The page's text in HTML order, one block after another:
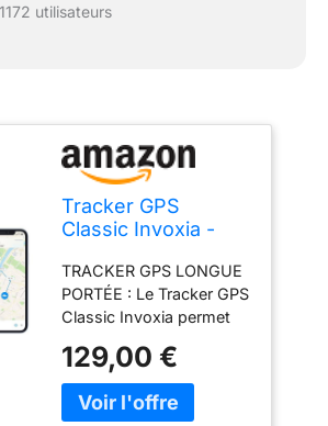
utilisateurs
Tracker GPS
Classic Invoxia -
Carte - Voitures,
Motos, Vélos,
Valises, Enfants -
Anti-vol - Suivi
localisation - Tracés
GPS (Abonnement
3 Ans)
TRACKER GPS LONGUE
PORTÉE : Le Tracker GPS
Classic Invoxia permet
moto, scooter, vélo,
bagage ou tout objet de
valeur en temps réel,
129,00 €